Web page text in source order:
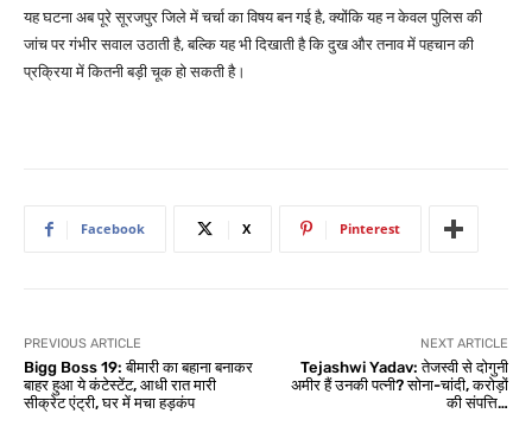
यह घटना अब पूरे सूरजपुर जिले में चर्चा का विषय बन गई है, क्योंकि यह न केवल पुलिस की
जांच पर गंभीर सवाल उठाती है, बल्कि यह भी दिखाती है कि दुख और तनाव में पहचान की
प्रक्रिया में कितनी बड़ी चूक हो सकती है।
Facebook X Pinterest
PREVIOUS ARTICLE
Bigg Boss 19: बीमारी का बहाना बनाकर
बाहर हुआ ये कंटेस्टेंट, आधी रात मारी
सीक्रेट एंट्री, घर में मचा हड़कंप
NEXT ARTICLE
Tejashwi Yadav: तेजस्वी से दोगुनी
अमीर हैं उनकी पत्नी? सोना-चांदी, करोड़ों
की संपत्ति…